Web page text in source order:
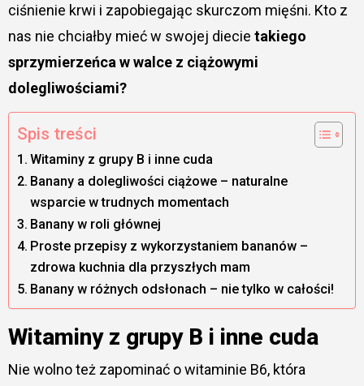
ciśnienie krwi i zapobiegając skurczom mięśni. Kto z
nas nie chciałby mieć w swojej diecie takiego
sprzymierzeńca w walce z ciążowymi
dolegliwościami?
Spis treści
Witaminy z grupy B i inne cuda
Banany a dolegliwości ciążowe – naturalne
wsparcie w trudnych momentach
Banany w roli głównej
Proste przepisy z wykorzystaniem bananów –
zdrowa kuchnia dla przyszłych mam
Banany w różnych odsłonach – nie tylko w całości!
Witaminy z grupy B i inne cuda
Nie wolno też zapominać o witaminie B6, która